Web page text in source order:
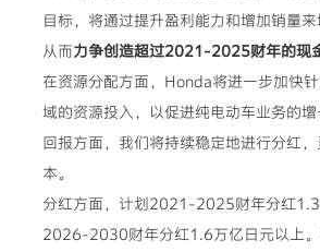
目标，将通过提升盈利能力和增加销量来
从而力争创造超过2021-2025财年的现
在资源分配方面，Honda将进一步加快
域的资源投入，以促进纯电动车业务的
回报方面，我们将持续稳定地进行分红
本。
分红方面，计划2021-2025财年分红1.3
2026-2030财年分红1.6万亿日元以上